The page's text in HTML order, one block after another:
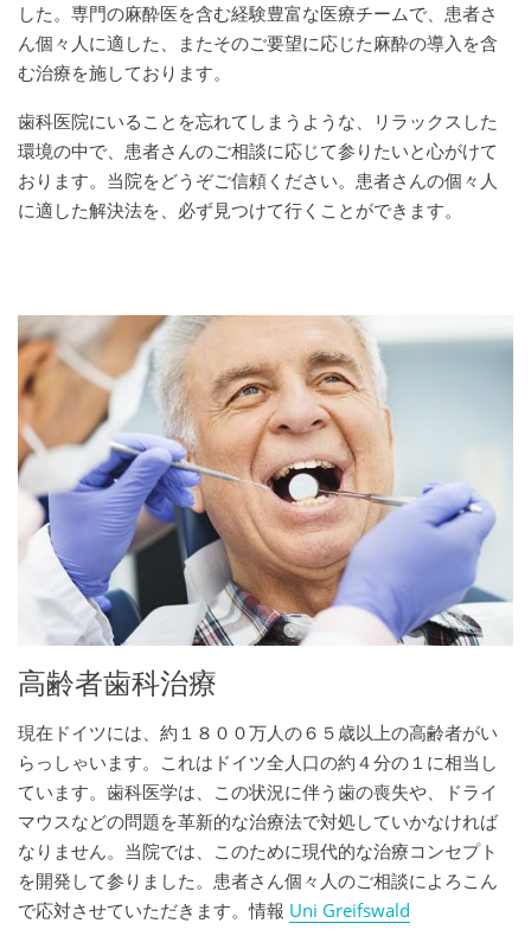
した。専門の麻酔医を含む経験豊富な医療チームで、患者さ
ん個々人に適した、またそのご要望に応じた麻酔の導入を含
む治療を施しております。
歯科医院にいることを忘れてしまうような、リラックスした
環境の中で、患者さんのご相談に応じて参りたいと心がけて
おります。当院をどうぞご信頼ください。患者さんの個々人
に適した解決法を、必ず見つけて行くことができます。
高齢者歯科治療
現在ドイツには、約１８００万人の６５歳以上の高齢者がい
らっしゃいます。これはドイツ全人口の約４分の１に相当し
ています。歯科医学は、この状況に伴う歯の喪失や、ドライ
マウスなどの問題を革新的な治療法で対処していかなければ
なりません。当院では、このために現代的な治療コンセプト
を開発して参りました。患者さん個々人のご相談によろこん
で応対させていただきます。情報 Uni Greifswald